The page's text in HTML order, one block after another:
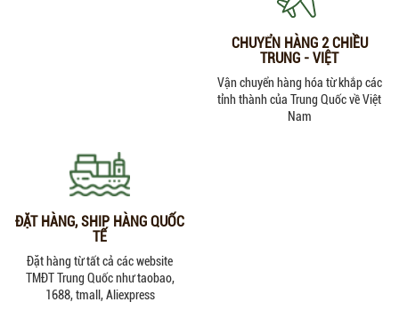
CHUYỂN HÀNG 2 CHIỀU
TRUNG - VIỆT
Vận chuyển hàng hóa từ khắp các
tỉnh thành của Trung Quốc về Việt
Nam
ĐẶT HÀNG, SHIP HÀNG QUỐC
TẾ
Đặt hàng từ tất cả các website
TMĐT Trung Quốc như taobao,
1688, tmall, Aliexpress